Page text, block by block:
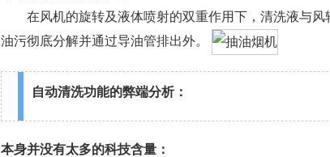
在风机的旋转及液体喷射的双重作用下，清洗液与风
油污彻底分解并通过导油管排出外。
自动清洗功能的弊端分析：
本身并没有太多的科技含量：